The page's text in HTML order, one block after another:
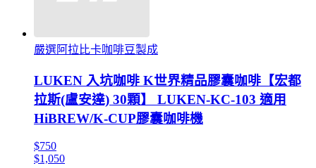
嚴選阿拉比卡咖啡豆製成
LUKEN 入坑咖啡 K世界精品膠囊咖啡【宏都
拉斯(盧安達) 30顆】 LUKEN-KC-103 適用
HiBREW/K-CUP膠囊咖啡機
$750
$1,050